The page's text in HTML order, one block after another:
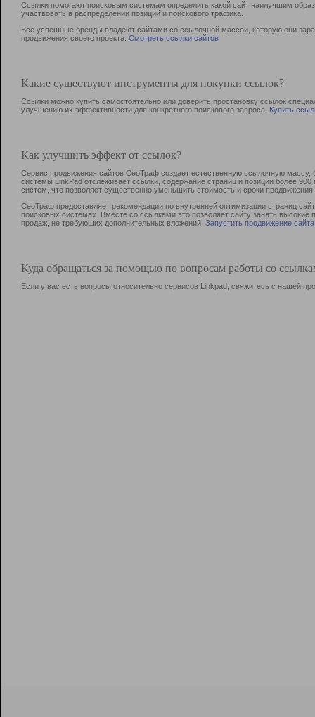
Ссылки помогают поисковым системам определить какой сайт наилучшим
участвовать в раcпределении позиций и поискового трафика.
Все успешные бренды владеют сайтами со ссылочной массой, которую они
продвижения своего проекта. Смотреть ссылки сайтов
Какие существуют инструменты для покупки ссылок?
Ссылки можно купить самостоятельно или доверить простановку ссылок
улучшению их эффективности для конкретного поискового запроса. Купить
Как улучшить эффект от ссылок?
Сервис продвижения сайтов СеоТраф создает естественную ссылочную
системы LinkPad отслеживает ссылки, содержание страниц и позиции более
систем, что позволяет существенно уменьшить стоимость и сроки продвижения.
СеоТраф предоставляет рекомендации по внутренней оптимизации страниц
поисковых системах. Вместе со ссылками это позволяет сайту занять
продаж, не требующих дополнительных вложений. Запустить продвижение сайта
Куда обращаться за помощью по вопросам работы со
Если у вас есть вопросы относительно сервисов Linkpad, свяжитесь с нашей